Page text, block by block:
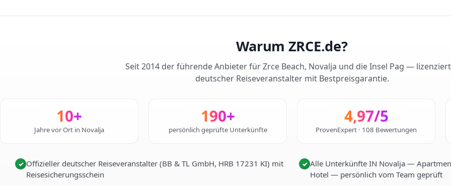
Warum ZRCE.de?
Seit 2014 der führende Anbieter für Zrce Beach, Novalja und die Insel Pag —
deutscher Reiseveranstalter mit Bestpreisgarantie.
10+
Jahre vor Ort in Novalja
190+
persönlich geprüfte Unterkünfte
4,97/5
ProvenExpert · 108 Bewertungen
✓ Offizieller deutscher Reiseveranstalter (BB & TL GmbH, HRB 17231 KI) mit
Reisesicherungsschein
✓ Alle Unterkünfte IN Novalja —
Hotel — persönlich vom Team geprüft